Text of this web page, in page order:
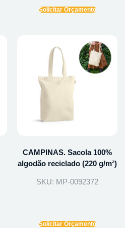
Solicitar Orçamento
CAMPINAS. Sacola 100%
algodão reciclado (220 g/m²)
SKU: MP-0092372
Solicitar Orçamento